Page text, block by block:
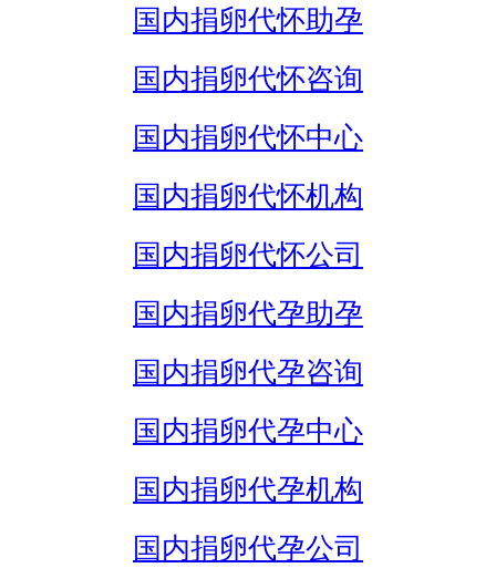
国内捐卵代怀助孕
国内捐卵代怀咨询
国内捐卵代怀中心
国内捐卵代怀机构
国内捐卵代怀公司
国内捐卵代孕助孕
国内捐卵代孕咨询
国内捐卵代孕中心
国内捐卵代孕机构
国内捐卵代孕公司